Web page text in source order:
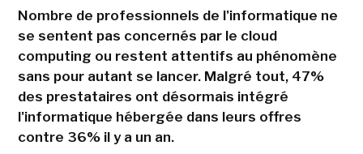
Nombre de professionnels de l'informatique ne
se sentent pas concernés par le cloud
computing ou restent attentifs au phénomène
sans pour autant se lancer. Malgré tout, 47%
des prestataires ont désormais intégré
l'informatique hébergée dans leurs offres
contre 36% il y a un an.